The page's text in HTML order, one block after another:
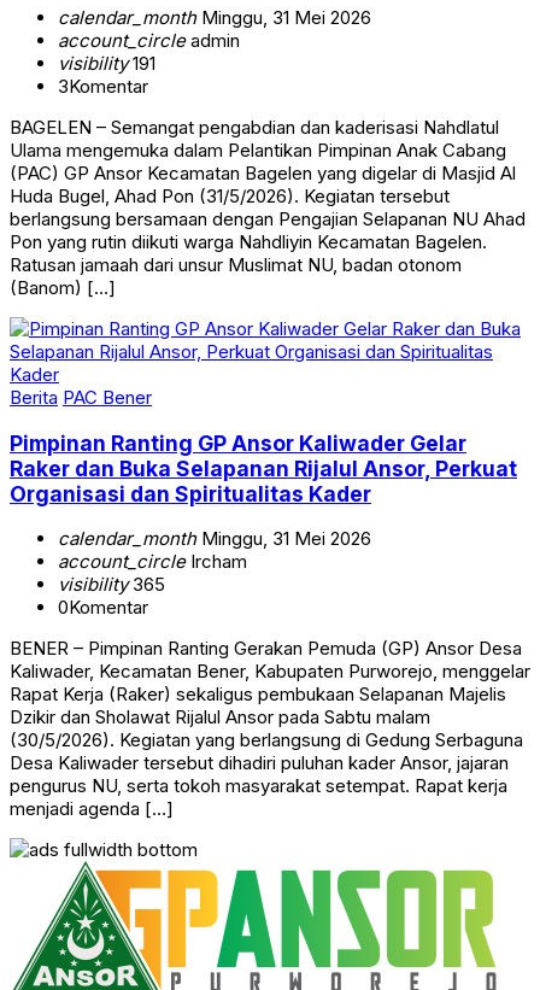
calendar_monthMinggu, 31 Mei 2026
account_circleadmin
visibility191
3Komentar
BAGELEN – Semangat pengabdian dan kaderisasi Nahdlatul
Ulama mengemuka dalam Pelantikan Pimpinan Anak Cabang
(PAC) GP Ansor Kecamatan Bagelen yang digelar di Masjid Al
Huda Bugel, Ahad Pon (31/5/2026). Kegiatan tersebut
berlangsung bersamaan dengan Pengajian Selapanan NU Ahad
Pon yang rutin diikuti warga Nahdliyin Kecamatan Bagelen.
Ratusan jamaah dari unsur Muslimat NU, badan otonom
(Banom) […]
Berita PAC Bener
Pimpinan Ranting GP Ansor Kaliwader Gelar
Raker dan Buka Selapanan Rijalul Ansor, Perkuat
Organisasi dan Spiritualitas Kader
calendar_monthMinggu, 31 Mei 2026
account_circleIrcham
visibility365
0Komentar
BENER – Pimpinan Ranting Gerakan Pemuda (GP) Ansor Desa
Kaliwader, Kecamatan Bener, Kabupaten Purworejo, menggelar
Rapat Kerja (Raker) sekaligus pembukaan Selapanan Majelis
Dzikir dan Sholawat Rijalul Ansor pada Sabtu malam
(30/5/2026). Kegiatan yang berlangsung di Gedung Serbaguna
Desa Kaliwader tersebut dihadiri puluhan kader Ansor, jajaran
pengurus NU, serta tokoh masyarakat setempat. Rapat kerja
menjadi agenda […]